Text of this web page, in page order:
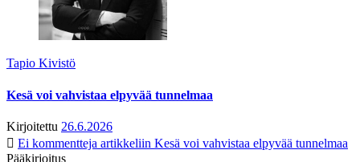
Tapio Kivistö
Kesä voi vahvistaa elpyvää tunnelmaa
Kirjoitettu 26.6.2026
Ei kommentteja artikkeliin Kesä voi vahvistaa elpyvää tunnelmaa
Pääkirjoitus